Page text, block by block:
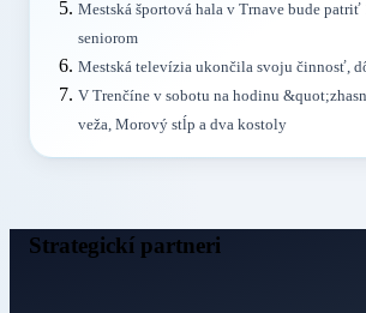
Mestská športová hala v Trnave bude patriť
seniorom
Mestská televízia ukončila svoju činnosť,
V Trenčíne v sobotu na hodinu
veža, Morový stĺp a dva kostoly
Strategickí partneri